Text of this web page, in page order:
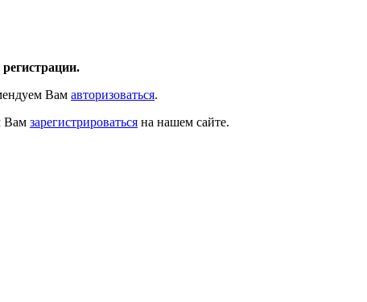
Вам авторизоваться.
Вам зарегистрироваться на нашем сайте.